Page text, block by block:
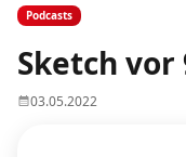
Podcasts
Sketch vor
03.05.2022